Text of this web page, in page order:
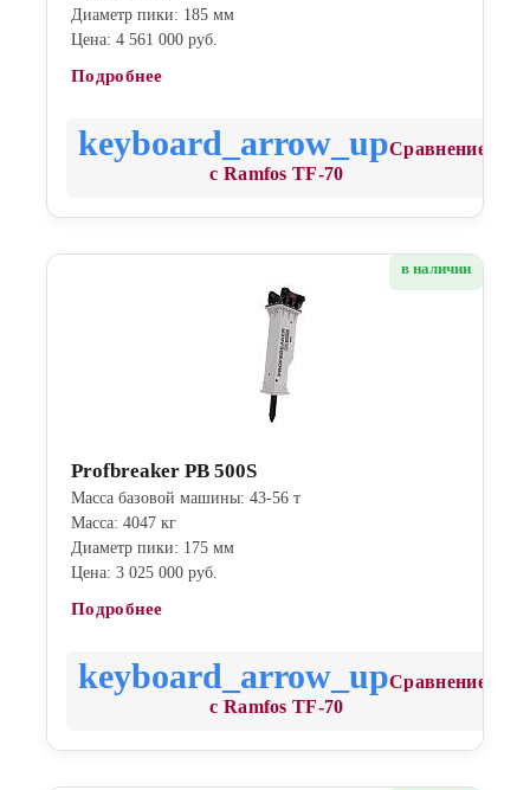
Диаметр пики: 185 мм
Цена: 4 561 000 руб.
Подробнее
Сравнение
с Ramfos TF-70
в наличии
Profbreaker PB 500S
Масса базовой машины: 43-56 т
Масса: 4047 кг
Диаметр пики: 175 мм
Цена: 3 025 000 руб.
Подробнее
Сравнение
с Ramfos TF-70